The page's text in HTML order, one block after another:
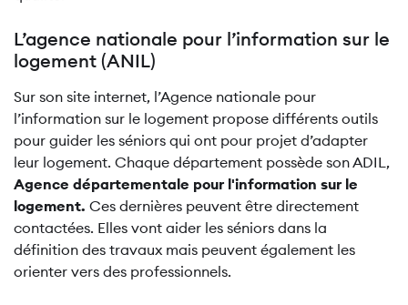
L’agence nationale pour l’information sur le
logement (ANIL)
Sur son site internet, l’Agence nationale pour
l’information sur le logement propose différents outils
pour guider les séniors qui ont pour projet d’adapter
leur logement. Chaque département possède son ADIL,
Agence départementale pour l'information sur le
logement. Ces dernières peuvent être directement
contactées. Elles vont aider les séniors dans la
définition des travaux mais peuvent également les
orienter vers des professionnels.